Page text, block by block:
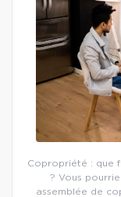
Copropriété : que
? Vous
assemblée de